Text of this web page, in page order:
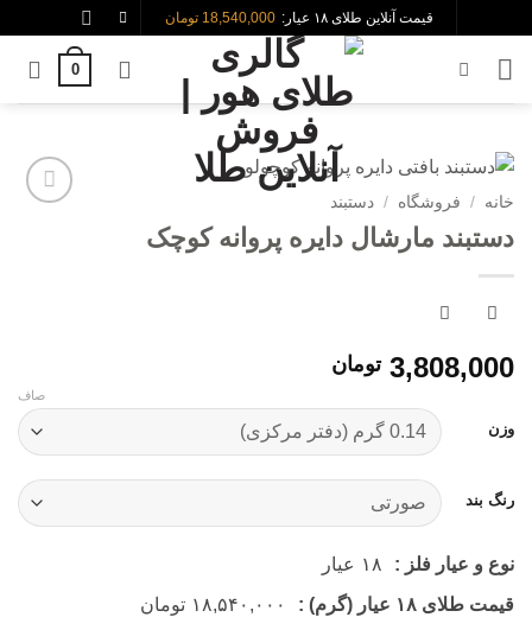
content
قیمت آنلاین طلای ۱۸ عیار: 18,540,000 تومان
0
خانه / فروشگاه / دستبند
دستبند مارشال دایره پروانه کوچک
3,808,000 تومان
وزن
رنگ بند
صاف
نوع و عیار فلز : ۱۸ عیار
قیمت طلای ۱۸ عیار (گرم) :
۱۸,۵۴۰,۰۰۰ تومان